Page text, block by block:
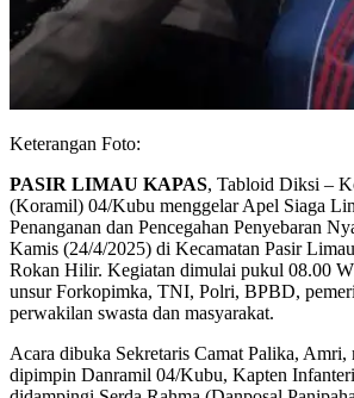
Keterangan Foto:
PASIR LIMAU KAPAS, Tabloid Diksi –
(Koramil) 04/Kubu menggelar Apel Siaga
Penanganan dan Pencegahan Penyebaran
Kamis (24/4/2025) di Kecamatan Pasir
Rokan Hilir. Kegiatan dimulai pukul 08.00
unsur Forkopimka, TNI, Polri, BPBD,
perwakilan swasta dan masyarakat.
Acara dibuka Sekretaris Camat Palika,
dipimpin Danramil 04/Kubu, Kapten